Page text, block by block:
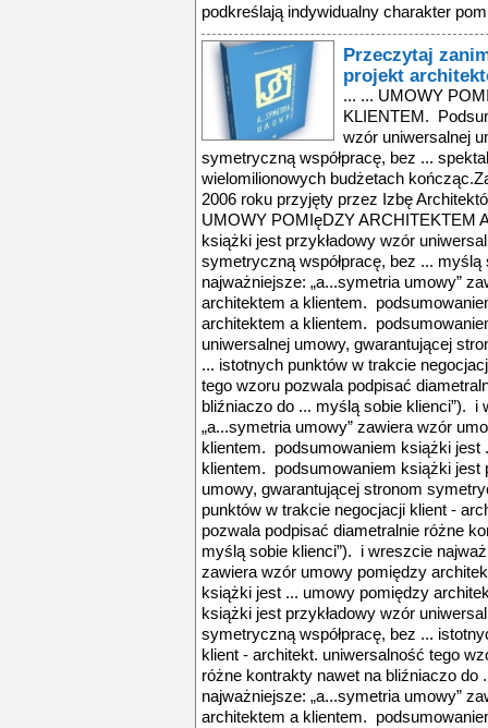
Przeczytaj
projekt
... ... UMOWY
KLIENTEM.
wzór uniwersalnej
symetryczną współpracę, bez ...
wielomilionowych budżetach
2006 roku przyjęty przez Izbę
UMOWY POMIęDZY ARCHITEKTEM
książki jest przykładowy wzór
symetryczną współpracę, bez ...
najważniejsze: „a...symetria umowy”
architektem a klientem.
architektem a klientem.
uniwersalnej umowy, gwarantującej
... istotnych punktów w trakcie
tego wzoru pozwala podpisać
bliźniaczo do ... myślą sobie klienci”). i
„a...symetria umowy” zawiera wzór
klientem. podsumowaniem książki
klientem. podsumowaniem książki jest
umowy, gwarantującej stronom
punktów w trakcie negocjacji klient -
pozwala podpisać diametralnie różne
myślą sobie klienci”). i wreszcie
zawiera wzór umowy pomiędzy
książki jest ... umowy pomiędzy
książki jest przykładowy wzór
symetryczną współpracę, bez ...
klient - architekt. uniwersalność tego
różne kontrakty nawet na bliźniaczo
najważniejsze: „a...symetria umowy”
architektem a klientem.